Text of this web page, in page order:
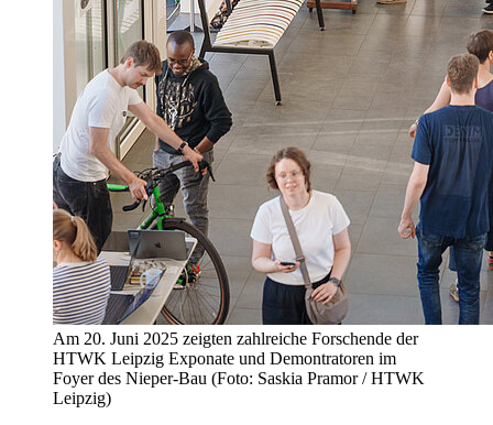
Am 20. Juni 2025 zeigten zahlreiche Forschende der
HTWK Leipzig Exponate und Demontratoren im
Foyer des Nieper-Bau (Foto: Saskia Pramor / HTWK
Leipzig)